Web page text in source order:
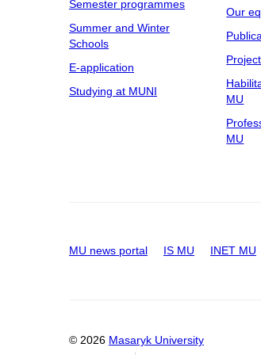
Semester programmes
Summer and Winter
Schools
E-application
Studying at MUNI
Our
MU
MU
MU news portal IS MU INET MU
© 2026 Masaryk University